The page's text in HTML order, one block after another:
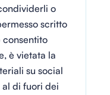
o
scritto
consentito
è vietata la
su social
di fuori dei